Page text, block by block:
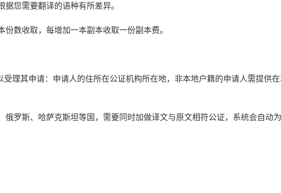
您需要翻译的语种有所差异。
数收取，每增加一本副本收取一份副本费。
受理其申请：申请人的住所在公证机构所在地，非本地户籍的申请人需提供
俄罗斯、哈萨克斯坦等国，需要同时加做译文与原文相符公证，系统会自动